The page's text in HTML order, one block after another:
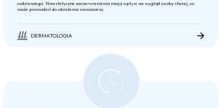
codziennego. Nieestetyczne zaczerwienienia mają wpływ na wygląd osoby chorej, co
może prowadzić do obniżenia samooceny.
DERMATOLOGIA